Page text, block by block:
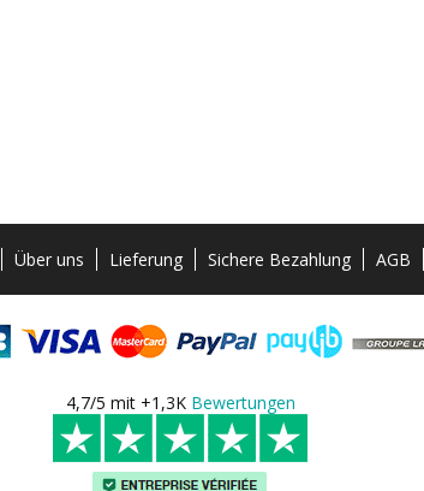
Über uns Lieferung Sichere Bezahlung AGB
4,7/5 mit +1,3K Bewertungen